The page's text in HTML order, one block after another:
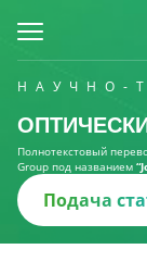
НАУЧНО-
Полнотекстовый
Group под названием
Подача